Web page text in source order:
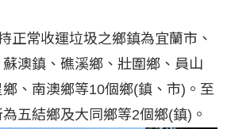
正常收運垃圾之鄉鎮為宜蘭市、
澳鎮、礁溪鄉、壯圍鄉、員山
、南澳鄉等10個鄉(鎮、市)。至
五結鄉及大同鄉等2個鄉(鎮)。